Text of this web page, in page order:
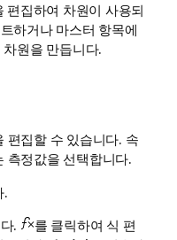
편집하여 차원이 사용되
하거나 마스터 항목에
원을 만듭니다.
편집할 수 있습니다. 속
측정값을 선택합니다.
.
.
를 클릭하여 식 편